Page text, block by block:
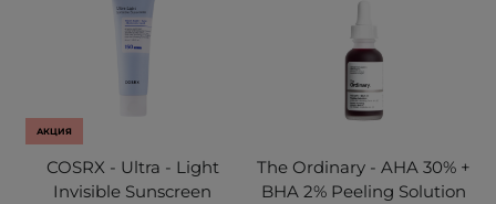
АКЦИЯ
COSRX - Ultra - Light
Invisible Sunscreen
The Ordinary - AHA 30% +
BHA 2% Peeling Solution